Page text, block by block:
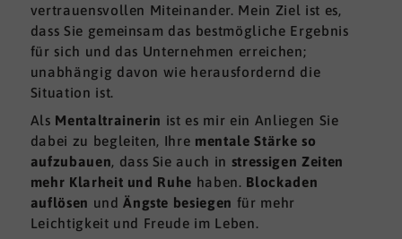
vertrauensvollen Miteinander. Mein Ziel ist es,
dass Sie gemeinsam das bestmögliche Ergebnis
für sich und das Unternehmen erreichen;
unabhängig davon wie herausfordernd die
Situation ist.
Als Mentaltrainerin ist es mir ein Anliegen Sie
dabei zu begleiten, Ihre mentale Stärke so
aufzubauen, dass Sie auch in stressigen Zeiten
mehr Klarheit und Ruhe haben. Blockaden
auflösen undÄngste besiegen für mehr
Leichtigkeit und Freude im Leben.